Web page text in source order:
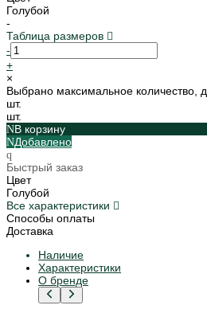
Голубой
-
Таблица размеров
-
+
×
Выбрано максимальное количество,
шт.
шт.
В корзину
Добавлено
Быстрый заказ
Цвет
Голубой
Все характеристики
Способы оплаты
Доставка
Наличие
Характеристики
О бренде